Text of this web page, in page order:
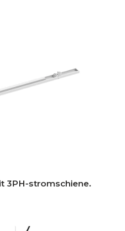
3PH-stromschiene.